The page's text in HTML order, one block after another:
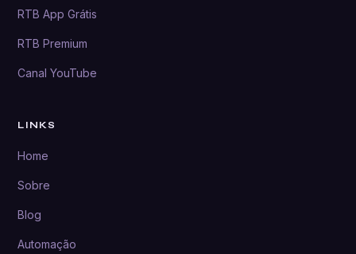
RTB App Grátis
RTB Premium
Canal YouTube
LINKS
Home
Sobre
Blog
Automação